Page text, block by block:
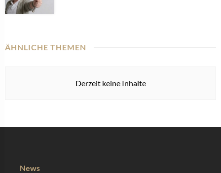
ÄHNLICHE THEMEN
Derzeit keine Inhalte
News